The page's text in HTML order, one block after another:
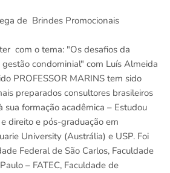
de Brindes Promocionais
com o tema: "Os desafios da
condominial" com Luís Almeida
PROFESSOR MARINS tem sido
preparados consultores brasileiros
formação acadêmica – Estudou
direito e pós-graduação em
University (Austrália) e USP. Foi
Federal de São Carlos, Faculdade
– FATEC, Faculdade de